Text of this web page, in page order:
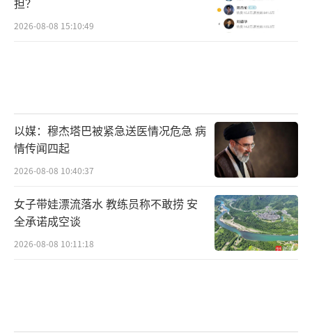
2026-08-08 15:10:49
以媒：穆杰塔巴被紧急送医情况危急 病
情传闻四起
2026-08-08 10:40:37
女子带娃漂流落水 教练员称不敢捞 安
全承诺成空谈
2026-08-08 10:11:18